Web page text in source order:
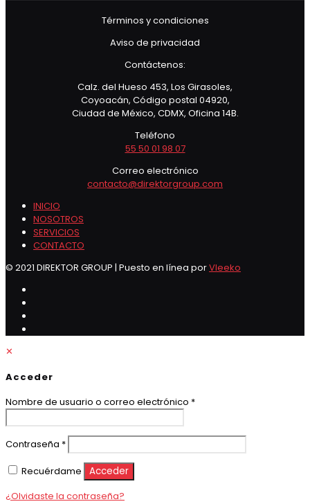
Términos y condiciones
Aviso de privacidad
Contáctenos:
Calz. del Hueso 453, Los Girasoles,
Coyoacán, Código postal 04920,
Ciudad de México, CDMX, Oficina 14B.
Teléfono
55 50 01 98 07
Correo electrónico
contacto@direktorgroup.com
INICIO
NOSOTROS
SERVICIOS
CONTACTO
© 2021 DIREKTOR GROUP | Puesto en línea porVleeko
✕
Acceder
Nombre de usuario o correo electrónico *Obligatorio
Contraseña *Obligatorio
Recuérdame
Acceder
¿Olvidaste la contraseña?